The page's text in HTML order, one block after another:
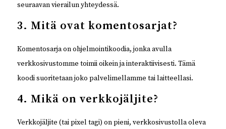
seuraavan vierailun yhteydessä.
3. Mitä ovat komentosarjat?
Komentosarja on ohjelmointikoodia, jonka avulla
verkkosivustomme toimii oikein ja interaktiivisesti. Tämä
koodi suoritetaan joko palvelimellamme tai laitteellasi.
4. Mikä on verkkojäljite?
Verkkojäljite (tai pixel tagi) on pieni, verkkosivustolla oleva